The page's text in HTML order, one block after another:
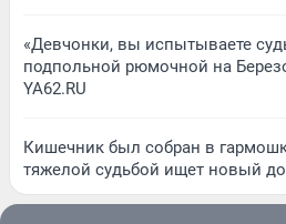
«Девчонки, вы испытываете
подпольной рюмочной на
YA62.RU
Кишечник был собран в
тяжелой судьбой ищет новый